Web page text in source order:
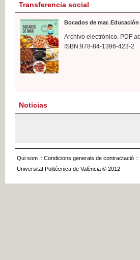
Transferencia social
Bocados de mar.
Archivo electrónico. PDF
ISBN:978-84-1396-423-2
Noticias
Qui som :: Condicions generals de contractació ::
Universitat Politècnica de València © 2012